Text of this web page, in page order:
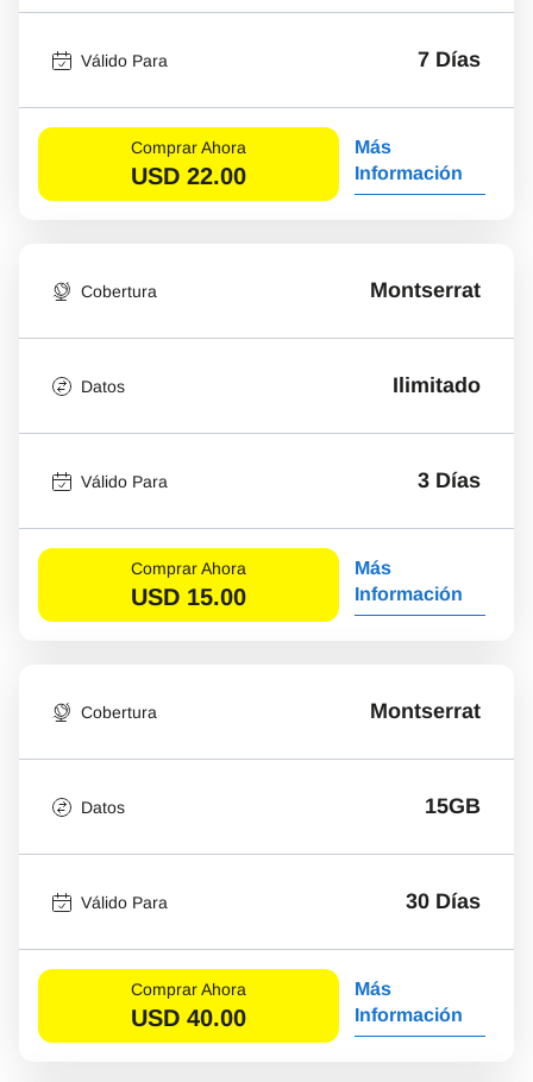
Válido Para 7 Días
Comprar Ahora
USD 22.00
Más
Información
Cobertura Montserrat
Datos Ilimitado
Válido Para 3 Días
Comprar Ahora
USD 15.00
Más
Información
Cobertura Montserrat
Datos 15GB
Válido Para 30 Días
Comprar Ahora
USD 40.00
Más
Información